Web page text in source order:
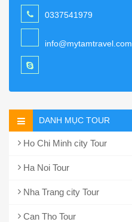
0337541979
info@mytamtravel.com
DANH MỤC TOUR
Ho Chi Minh city Tour
Ha Noi Tour
Nha Trang city Tour
Can Tho Tour